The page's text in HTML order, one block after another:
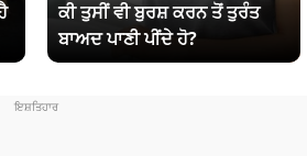
ਕੀ ਤੁਸੀਂ ਵੀ ਬੁਰਸ਼ ਕਰਨ ਤੋਂ ਤੁਰੰਤ
ਬਾਅਦ ਪਾਣੀ ਪੀਂਦੇ ਹੋ?